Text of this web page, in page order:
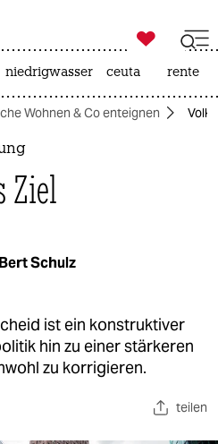
ich
ich

taz zahl ich
niedrigwasser ceuta rente
Wohnen & Co enteignen
Ziel
Bert Schulz
ist ein konstruktiver
hin zu einer stärkeren
zu korrigieren.
teilen